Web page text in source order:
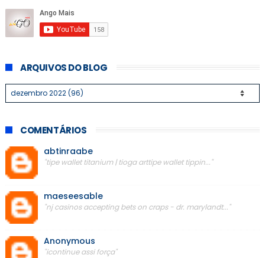
ARQUIVOS DO BLOG
COMENTÁRIOS
abtinraabe
"tipe wallet titanium | tioga arttipe wallet tippin..."
maeseesable
"nj casinos accepting bets on craps - dr. marylandt..."
Anonymous
"icontinue assi força"